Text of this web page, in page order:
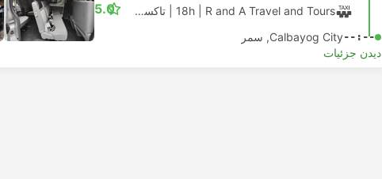
18h | R and A Travel and Tours تاکسی ون 12 نفره
--:--Calbayog City, سمر
5.0
دیدن جزئیات